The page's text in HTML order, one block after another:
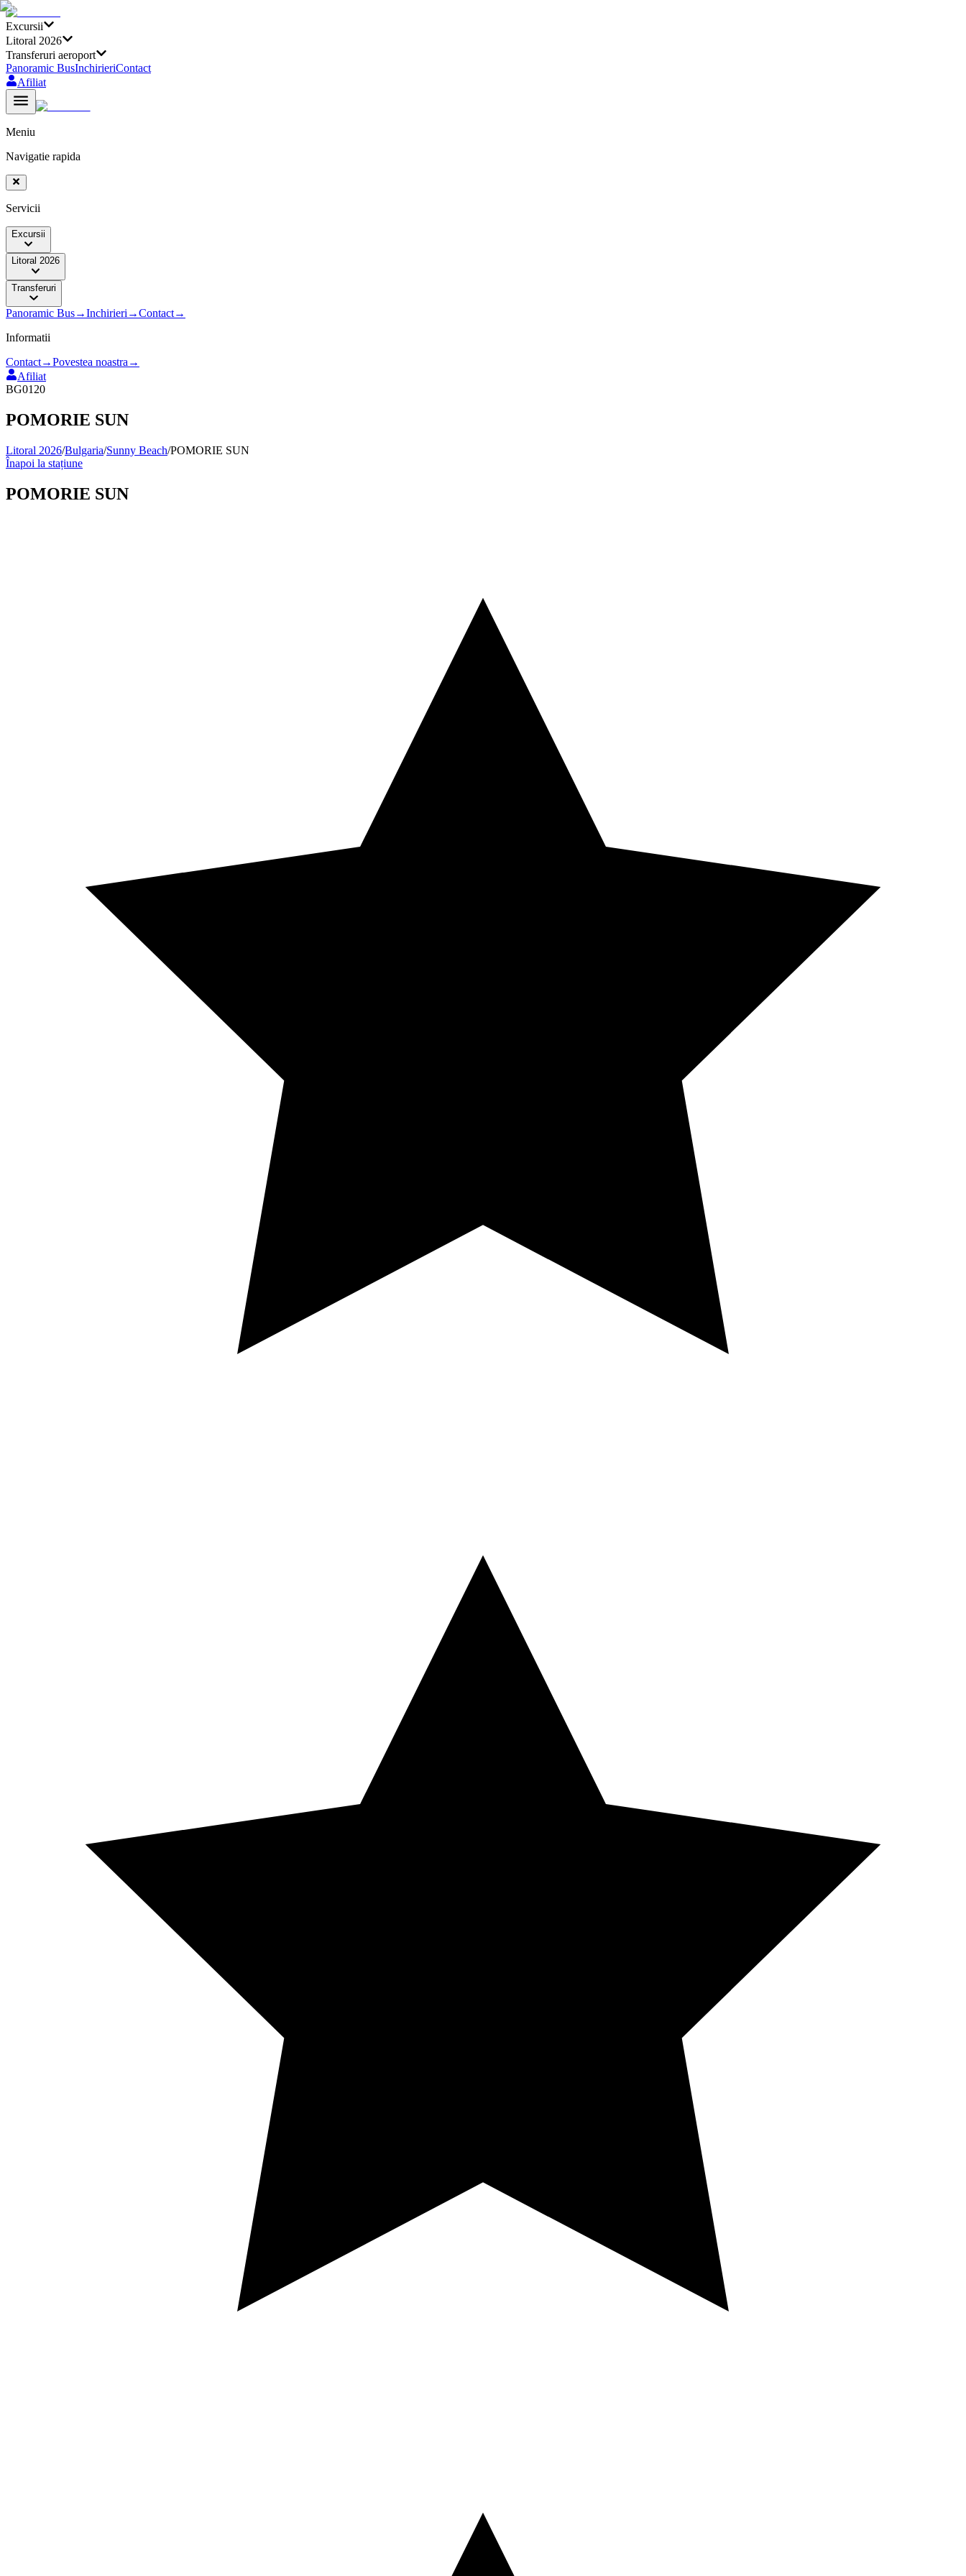
Excursii
Litoral 2026
Transferuri aeroport
Panoramic BusInchirieriContact
Afiliat
Meniu
Navigatie rapida
Servicii
Excursii
Litoral 2026
Transferuri
Panoramic Bus→Inchirieri →Contact→
Informatii
Contact→Povestea noastra →
Afiliat
BG0120
POMORIE SUN
Litoral 2026/Bulgaria/Sunny Beach/POMORIE SUN
Înapoi la stațiune
POMORIE SUN